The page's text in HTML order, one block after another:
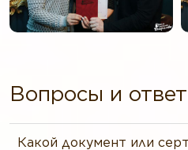
Вопросы и
Какой документ или